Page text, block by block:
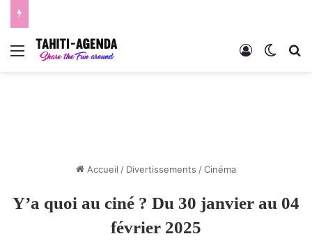
Menu Connexion
Accueil / Divertissements /Cinéma
Y’a quoi au ciné ? Du 30 janvier au 04
février 2025